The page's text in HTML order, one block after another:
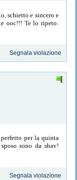
schietto e sincero e
ooc!!! Te lo ripeto:
Segnala violazione
per la quinta
sono da sbav!
Segnala violazione